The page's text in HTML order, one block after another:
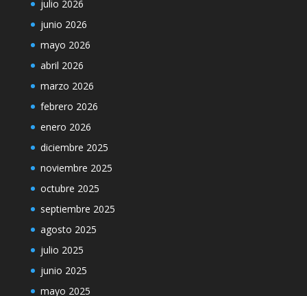
julio 2026
junio 2026
mayo 2026
abril 2026
marzo 2026
febrero 2026
enero 2026
diciembre 2025
noviembre 2025
octubre 2025
septiembre 2025
agosto 2025
julio 2025
junio 2025
mayo 2025